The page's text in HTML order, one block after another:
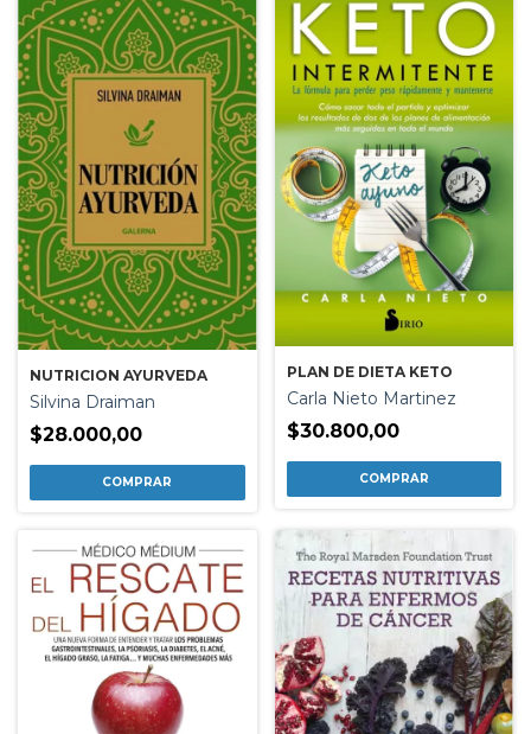
NUTRICION AYURVEDA
Silvina Draiman
$28.000,00
PLAN DE DIETA KETO
Carla Nieto Martinez
$30.800,00